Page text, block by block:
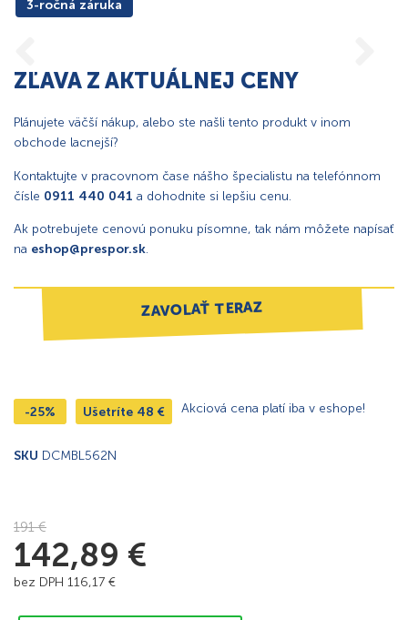
3-ročná záruka
ZĽAVA Z AKTUÁLNEJ CENY
Plánujete väčší nákup, alebo ste našli tento produkt v inom
obchode lacnejší?
Kontaktujte v pracovnom čase nášho špecialistu na telefónnom
čísle 0911 440 041 a dohodnite si lepšiu cenu.
Ak potrebujete cenovú ponuku písomne, tak nám môžete napísať
na eshop@prespor.sk.
ZAVOLAŤ TERAZ
-25% Ušetríte 48 € Akciová cena platí iba v eshope!
SKU DCMBL562N
191€
142,89 €
bez DPH 116,17 €